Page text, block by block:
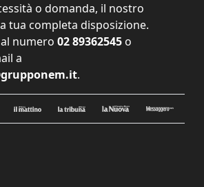
o domanda, il nostro
tua completa disposizione.
numero 02 89362545 o
a
.